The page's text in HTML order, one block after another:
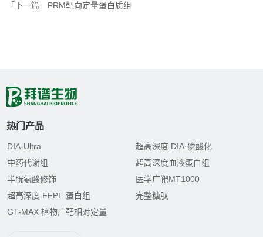
「下一篇」PRM靶向定量蛋白质组
热门产品
DIA-Ultra
超高深度 DIA·磷酸化
中药代谢组
超高深度血液蛋白组
半胱氨酸修饰
医学广靶MT1000
超高深度 FFPE 蛋白组
完整糖肽
GT-MAX 植物广靶相对定量